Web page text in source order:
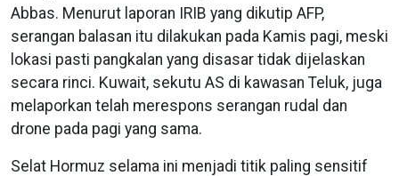
Abbas. Menurut laporan IRIB yang dikutip AFP,
serangan balasan itu dilakukan pada Kamis pagi, meski
lokasi pasti pangkalan yang disasar tidak dijelaskan
secara rinci. Kuwait, sekutu AS di kawasan Teluk, juga
melaporkan telah merespons serangan rudal dan
drone pada pagi yang sama.
Selat Hormuz selama ini menjadi titik paling sensitif